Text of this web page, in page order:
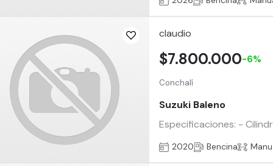
claudio
Conchalí
Suzuki Baleno
Especificaciones: -
$7.800.000-6%
2020 Bencina